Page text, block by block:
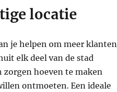
locatie
je helpen om meer klanten
elk deel van de stad
hoeven te maken
ontmoeten. Een ideale